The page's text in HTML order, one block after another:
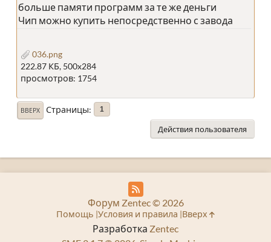
больше памяти программ за те же деньги
Чип можно купить непосредственно с завода
036.png
222.87 КБ, 500x284
просмотров: 1754
ВВЕРХ Страницы 1
Действия пользователя
Разработка Zentec
Форум Zentec © 2026
Помощь Условия и правила Вверх